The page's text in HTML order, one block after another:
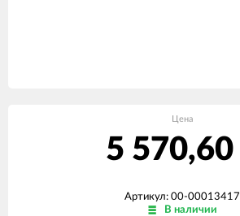
Цена
5 570,60
Артикул: 00-00013417
В наличии